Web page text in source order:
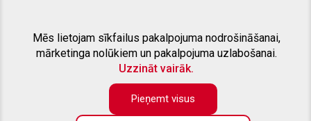
SAISTĪTIE PROJEKTI
Mēs lietojam sīkfailus pakalpojuma nodrošināšanai,
mārketinga nolūkiem un pakalpojuma uzlabošanai.
Uzzināt vairāk.
Pieņemt visus